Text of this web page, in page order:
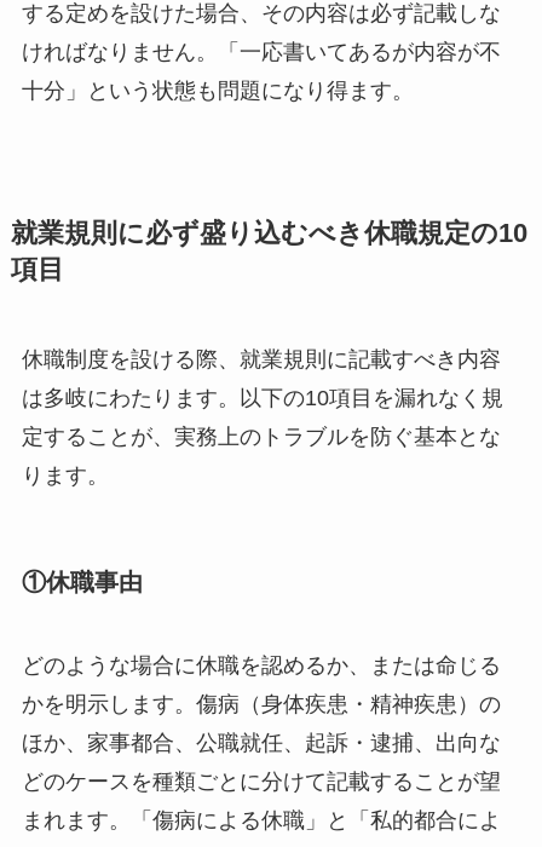
する定めを設けた場合、その内容は必ず記載しな
ければなりません。「一応書いてあるが内容が不
十分」という状態も問題になり得ます。
就業規則に必ず盛り込むべき休職規定の10
項目
休職制度を設ける際、就業規則に記載すべき内容
は多岐にわたります。以下の10項目を漏れなく規
定することが、実務上のトラブルを防ぐ基本とな
ります。
①休職事由
どのような場合に休職を認めるか、または命じる
かを明示します。傷病（身体疾患・精神疾患）の
ほか、家事都合、公職就任、起訴・逮捕、出向な
どのケースを種類ごとに分けて記載することが望
まれます。「傷病による休職」と「私的都合によ